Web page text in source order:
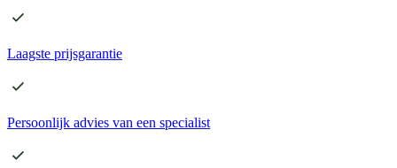
Laagste prijsgarantie
Persoonlijk advies van een specialist